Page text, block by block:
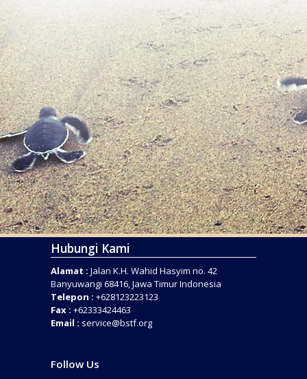
Hubungi Kami
Alamat : Jalan K.H. Wahid Hasyim no. 42
Banyuwangi 68416, Jawa Timur Indonesia
Telepon : +628123223123
Fax : +62333424463
Email : service@bstf.org
Follow Us